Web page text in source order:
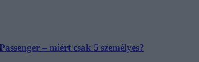
– miért csak 5 személyes?